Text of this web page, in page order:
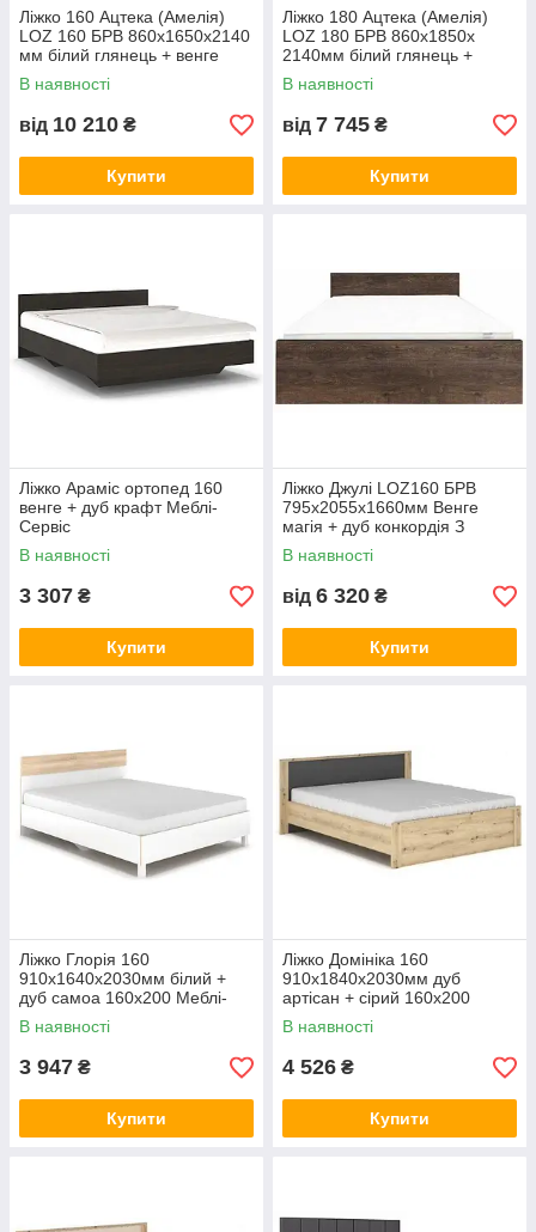
Ліжко 160 Ацтека (Амелія)
LOZ 160 БРВ 860х1650х2140
мм білий глянець + венге
магія З каркасом Без
каркаса, 18
В наявності
від 10 210 ₴
Купити
Ліжко 180 Ацтека (Амелія)
LOZ 180 БРВ 860х1850х
2140мм білий глянець +
венге магія
В наявності
від 7 745 ₴
Купити
Ліжко Араміс ортопед 160
венге + дуб крафт Меблі-
Сервіс
В наявності
3 307 ₴
Купити
Ліжко Джулі LOZ160 БРВ
795х2055х1660мм Венге
магія + дуб конкордія З
каркасом Без каркаса, 18
В наявності
від 6 320 ₴
Купити
Ліжко Глорія 160
910х1640х2030мм білий +
дуб самоа 160х200 Меблі-
Сервіс
В наявності
3 947 ₴
Купити
Ліжко Домініка 160
910х1840х2030мм дуб
артісан + сірий 160х200
Меблі-Сервіс
В наявності
4 526 ₴
Купити